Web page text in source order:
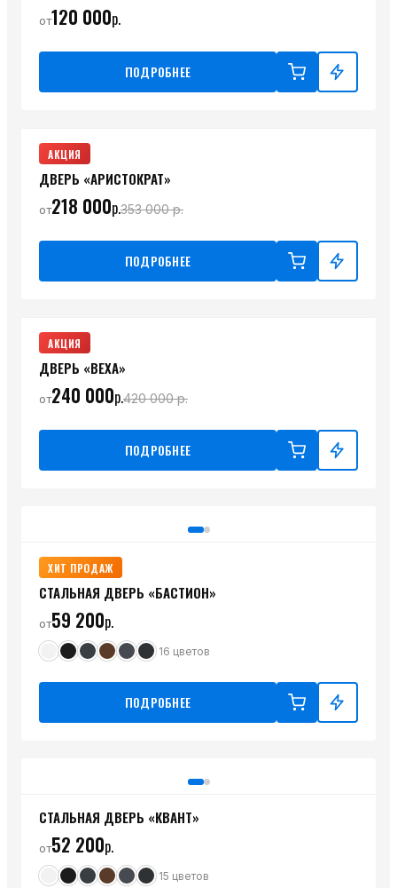
от120 000р.
ПОДРОБНЕЕ
АКЦИЯ
ДВЕРЬ «АРИСТОКРАТ»
от218 000р.353 000р.
ПОДРОБНЕЕ
АКЦИЯ
ДВЕРЬ «ВЕХА»
от240 000р.420 000р.
ПОДРОБНЕЕ
ХИТ ПРОДАЖ
СТАЛЬНАЯ ДВЕРЬ «БАСТИОН»
от59 200р.
16 цветов
ПОДРОБНЕЕ
СТАЛЬНАЯ ДВЕРЬ «КВАНТ»
от52 200р.
15 цветов